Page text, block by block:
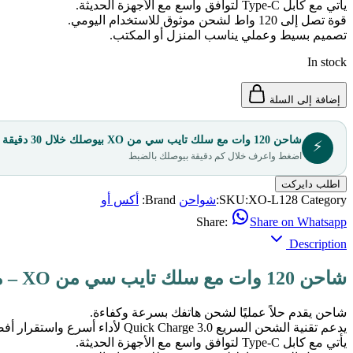
يأتي مع كابل Type-C لتوافق واسع مع الأجهزة الحديثة.
قوة تصل إلى 120 واط لشحن موثوق للاستخدام اليومي.
تصميم بسيط وعملي يناسب المنزل أو المكتب.
In stock
إضافة إلى السلة
⚡ شاحن 120 وات مع سلك تايب سي من XO بيوصلك خلال 30 دقيقة
اضغط واعرف خلال كم دقيقة بيوصلك بالضبط
اطلب دايركت
SKU:XO-L128 Category: شواحن Brand:
أكس أو
Share:
Share on Whatsapp
Description
شاحن 120 وات مع سلك تايب سي من XO – من كاليفورا شوب
شاحن يقدم حلاً عمليًا لشحن هاتفك بسرعة وكفاءة.
يدعم تقنية الشحن السريع Quick Charge 3.0 لأداء أسرع واستقرار أفضل.
يأتي مع كابل Type-C لتوافق واسع مع الأجهزة الحديثة.